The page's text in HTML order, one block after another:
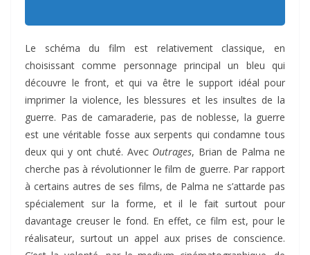
Le schéma du film est relativement classique, en
choisissant comme personnage principal un bleu qui
découvre le front, et qui va être le support idéal pour
imprimer la violence, les blessures et les insultes de la
guerre. Pas de camaraderie, pas de noblesse, la guerre
est une véritable fosse aux serpents qui condamne tous
deux qui y ont chuté. Avec Outrages, Brian de Palma ne
cherche pas à révolutionner le film de guerre. Par rapport
à certains autres de ses films, de Palma ne s’attarde pas
spécialement sur la forme, et il le fait surtout pour
davantage creuser le fond. En effet, ce film est, pour le
réalisateur, surtout un appel aux prises de conscience.